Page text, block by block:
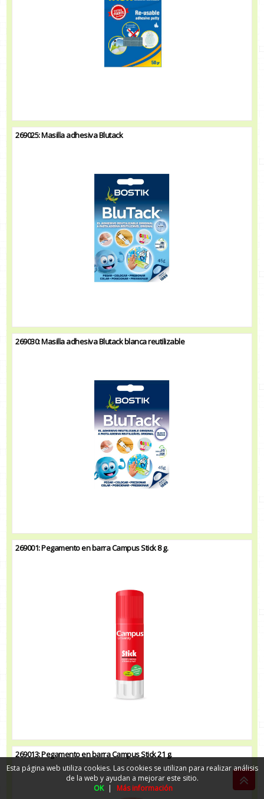
269025: Masilla adhesiva Blutack
269030: Masilla adhesiva Blutack blanca reutilizable
269001: Pegamento en barra Campus Stick 8 g.
269013: Pegamento en barra Campus Stick 21 g.
Esta página web utiliza cookies. Las cookies se utilizan para realizar análisis
de la web y ayudan a mejorar este sitio.
OK | Más información